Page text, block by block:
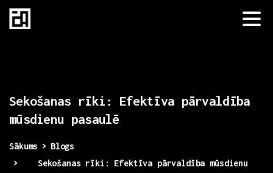
Sekošanas rīki: Efektīva pārvaldība
mūsdienu pasaulē
Sākums
Blogs
Sekošanas rīki: Efektīva pārvaldība mūsdienu